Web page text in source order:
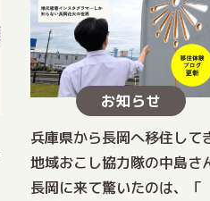
お知らせ
兵庫県から長岡へ移住して
地域おこし協力隊の中島さ
長岡に来て驚いたのは、「